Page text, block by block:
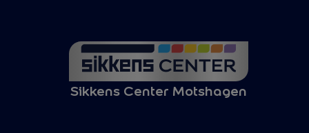
Sikkens Center Motshagen